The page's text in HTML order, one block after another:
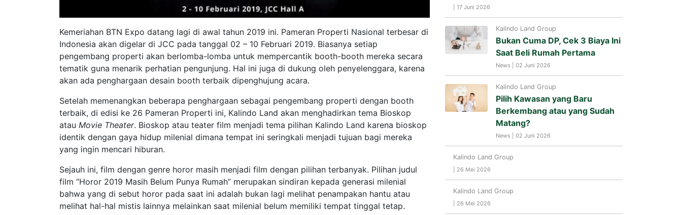
Kemeriahan BTN Expo datang lagi di awal tahun 2019 ini. Pameran Properti Nasional terbesar di
Indonesia akan digelar di JCC pada tanggal 02 – 10 Februari 2019. Biasanya setiap
pengembang properti akan berlomba-lomba untuk mempercantik booth-booth mereka secara
tematik guna menarik perhatian pengunjung. Hal ini juga di dukung oleh penyelenggara, karena
akan ada penghargaan desain booth terbaik dipenghujung acara.
Setelah memenangkan beberapa penghargaan sebagai pengembang properti dengan booth
terbaik, di edisi ke 26 Pameran Properti ini, Kalindo Land akan menghadirkan tema Bioskop
atau Movie Theater. Bioskop atau teater film menjadi tema pilihan Kalindo Land karena bioskop
identik dengan gaya hidup milenial dimana tempat ini seringkali menjadi tujuan bagi mereka
yang ingin mencari hiburan.
Sejauh ini, film dengan genre horor masih menjadi film dengan pilihan terbanyak. Pilihan judul
film “Horor 2019 Masih Belum Punya Rumah” merupakan sindiran kepada generasi milenial
bahwa yang di sebut horor pada saat ini adalah bukan lagi melihat penampakan hantu atau
melihat hal-hal mistis lainnya melainkan saat milenial belum memiliki tempat tinggal tetap.
| 17 Juni 2026
Kalindo Land Group
Bukan Cuma DP, Cek 3 Biaya Ini
Saat Beli Rumah Pertama
News | 02 Juni 2026
Kalindo Land Group
Pilih Kawasan yang Baru
Berkembang atau yang Sudah
Matang?
News | 02 Juni 2026
Kalindo Land Group
| 26 Mei 2026
Kalindo Land Group
| 26 Mei 2026